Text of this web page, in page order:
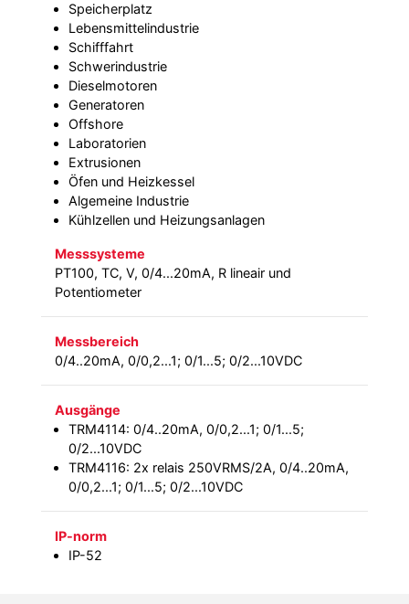
Speicherplatz
Lebensmittelindustrie
Schifffahrt
Schwerindustrie
Dieselmotoren
Generatoren
Offshore
Laboratorien
Extrusionen
Öfen und Heizkessel
Algemeine Industrie
Kühlzellen und Heizungsanlagen
Messsysteme
PT100, TC, V, 0/4...20mA, R lineair und
Potentiometer
Messbereich
0/4..20mA, 0/0,2...1; 0/1...5; 0/2...10VDC
Ausgänge
TRM4114: 0/4..20mA, 0/0,2...1; 0/1...5;
0/2...10VDC
TRM4116: 2x relais 250VRMS/2A, 0/4..20mA,
0/0,2...1; 0/1...5; 0/2...10VDC
IP-norm
IP-52